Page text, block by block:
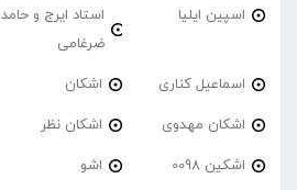
اسپین ایلیا
استاد ایرج و حامد
ضرغامی
اسماعیل کناری اشکان
اشکان مهدوی اشکان نظر
اشکین 0098 اشو